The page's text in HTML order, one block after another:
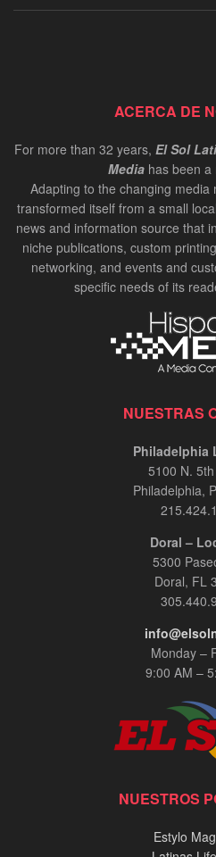
ACERCA DE
For more than 32 years, El Sol
Media has been a
Adapting to the changing
transformed itself from a small
news and information source that
niche publications, custom
networking, and events and
specific needs of its
NUESTRAS
Philadelphia
5100 N.
Philadelphia,
Doral –
5300
Doral, FL
Monday –
9:00 AM –
NUESTROS
Estylo